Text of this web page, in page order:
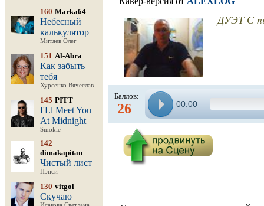
160 Marka64
Небесный
калькулятор
Митяев Олег
151 Al-Abra
Как забыть
тебя
Хурсенко Вячеслав
145 PITT
I'Ll Meet You
At Midnight
Smokie
142
dimakapitan
Чистый лист
Нэнси
130 vitgol
Скучаю
ДУЭТ С
Баллов:
26 00:00